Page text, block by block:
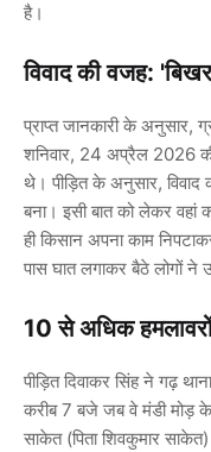
है।
विवाद की वजह:
प्राप्त जानकारी के अनुसार,
शनिवार, 24 अप्रैल 2026
थे। पीड़ित के अनुसार,
बना। इसी बात को लेकर
ही किसान अपना काम
पास घात लगाकर बैठे लोगों ने
10 से अधिक
पीड़ित दिवाकर सिंह ने गढ़
करीब 7 बजे जब वे मंडी मोड़ के
साकेत (पिता शिवकुमार